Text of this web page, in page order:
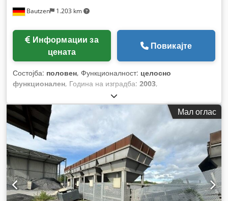
Bautzen 1.203 km
цената
Повикајте
Состојба: половен, Функционалност: целосно
функционален, Година на изградба: 2003,
Мал оглас